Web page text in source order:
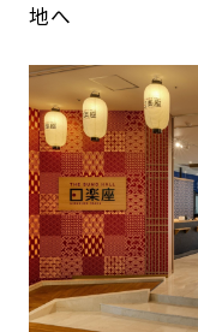
地へ